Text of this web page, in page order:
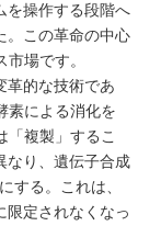
を操作する段階へ
。この革命の中心
場です。
革的な技術であ
素による消化を
「複製」するこ
なり、遺伝子合成
する。これは、
限定されなくなっ